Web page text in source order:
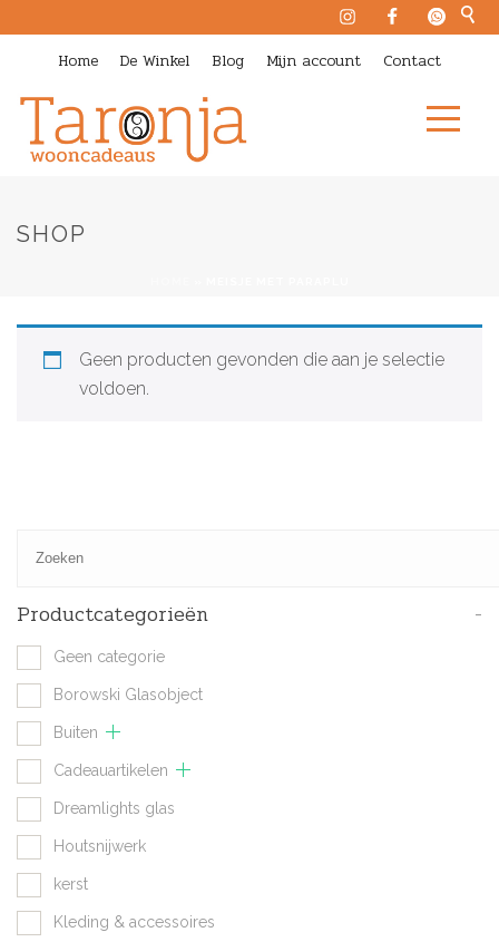
Home De Winkel Blog Mijn account Contact
SHOP
Geen producten gevonden die aan je selectie
voldoen.
Productcategorieën -
Geen categorie
Borowski Glasobject
Buiten
Cadeauartikelen
Dreamlights glas
Houtsnijwerk
kerst
Kleding & accessoires